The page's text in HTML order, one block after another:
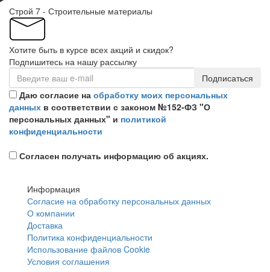
Строй 7 - Строительные материалы
Хотите быть в курсе всех акций и скидок?
Подпишитесь на нашу рассылку
Подписаться
Даю согласие на обработку моих персональных
данных в соответствии с законом №152-ФЗ "О
персональных данных" и политикой
конфиденциальности
Согласен получать информацию об акциях.
Информация
Согласие на обработку персональных данных
О компании
Доставка
Политика конфиденциальности
Использование файлов Cookie
Условия соглашения